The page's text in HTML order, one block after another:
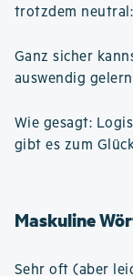
trotzdem
Ganz sicher
auswendig
Wie gesagt:
gibt es zum
Maskuline
Sehr oft (aber